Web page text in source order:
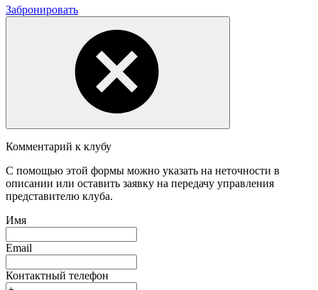
Забронировать
Комментарий к клубу
С помощью этой формы можно указать на неточности в
описании или оставить заявку на передачу управления
представителю клуба.
Имя
Email
Контактный телефон